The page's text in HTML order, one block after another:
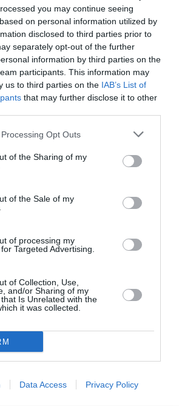
you may continue seeing
on personal information utilized by
disclosed to third parties prior to
separately opt-out of the further
information by third parties on the
participants. This information may
us to third parties on the IAB’s List of
that may further disclose it to other
Opt Outs
of the Sharing of my
of the Sale of my
of processing my
Targeted Advertising.
of Collection, Use,
and/or Sharing of my
Is Unrelated with the
it was collected.
Data Access Privacy Policy
ΕΛΛΗΝΕΣ ΣΥΓΓΡΑΦΕΙΣ
e-mail σας τα τελευταία νέα για
Πολιτισμό!
Άρθρα
Μια
Φωνές: Ένα βιβλίο
διάλογος